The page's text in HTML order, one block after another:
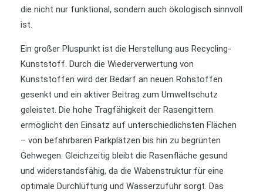
die nicht nur funktional, sondern auch ökologisch sinnvoll
ist.
Ein großer Pluspunkt ist die Herstellung aus Recycling-
Kunststoff. Durch die Wiederverwertung von
Kunststoffen wird der Bedarf an neuen Rohstoffen
gesenkt und ein aktiver Beitrag zum Umweltschutz
geleistet. Die hohe Tragfähigkeit der Rasengittern
ermöglicht den Einsatz auf unterschiedlichsten Flächen
– von befahrbaren Parkplätzen bis hin zu begrünten
Gehwegen. Gleichzeitig bleibt die Rasenfläche gesund
und widerstandsfähig, da die Wabenstruktur für eine
optimale Durchlüftung und Wasserzufuhr sorgt. Das